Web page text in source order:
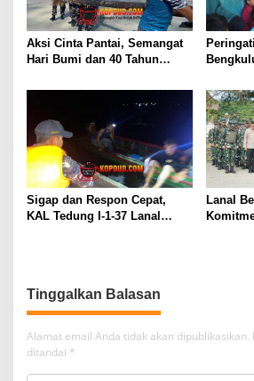
Aksi Cinta Pantai, Semangat
Hari Bumi dan 40 Tahun
Sigap dan Respon Cepat,
KAL Tedung I-1-37 Lanal
Lanal
Tinggalkan Balasan
Alamat email Anda tidak akan dipublikasikan.
ditandai *